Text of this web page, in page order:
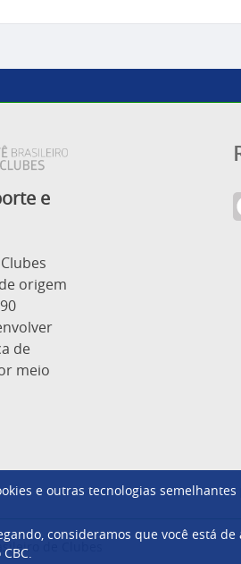
e
origem
de
meio
de Clubes
e outras tecnologias
consideramos que você está